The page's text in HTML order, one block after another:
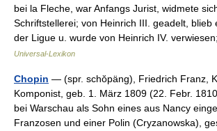
bei la Fleche, war Anfangs Jurist, widmete
Schriftstellerei; von Heinrich III. geadelt, blieb
der Ligue u. wurde von Heinrich IV.
Universal-Lexikon
Chopin — (spr. schŏpäng), Friedrich Franz,
Komponist, geb. 1. März 1809 (22. Febr.
bei Warschau als Sohn eines aus Nancy
Franzosen und einer Polin (Cryzanowska),